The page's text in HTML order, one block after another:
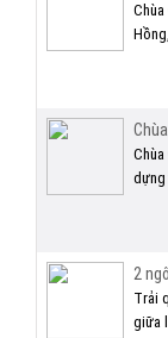
dựng
2
Trải
giữa